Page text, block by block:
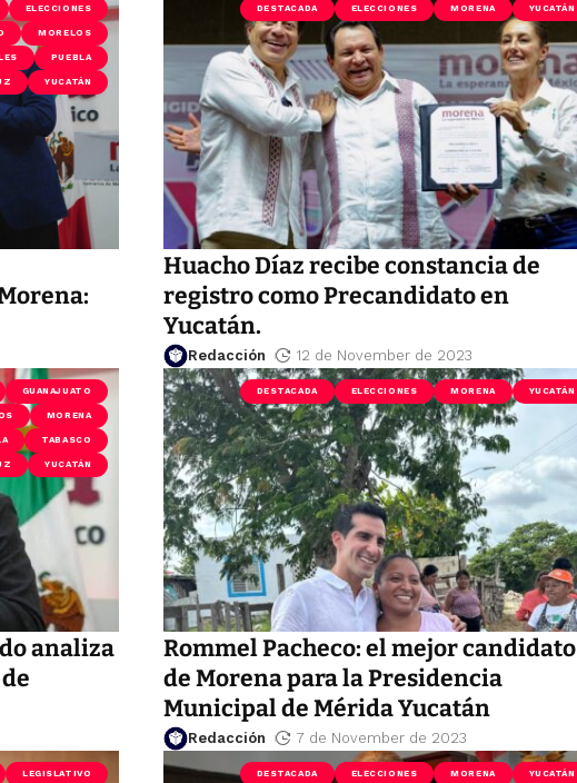
ELECCIONES
MORELOS
PUEBLA
YUCATÁN
DESTACADA ELECCIONES MORENA YUCATÁN
Huacho Díaz recibe constancia de
registro como Precandidato en
Yucatán.
Redacción 12 de November de 2023
GUANAJUATO
MORENA
TABASCO
YUCATÁN
analiza
DESTACADA ELECCIONES MORENA YUCATÁN
Rommel Pacheco: el mejor candidato
de Morena para la Presidencia
Municipal de Mérida Yucatán
Redacción 7 de November de 2023
LEGISLATIVO DESTACADA ELECCIONES MORENA YUCATÁN